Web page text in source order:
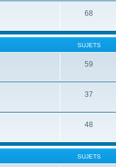
68
SUJETS
59
37
48
SUJETS